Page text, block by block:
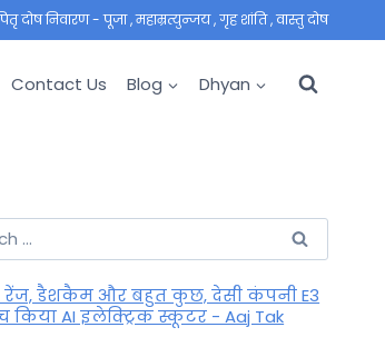
दोष निवारण - पूजा , महाम्रत्युन्जय , गृह शांति , वास्तु दोष
Contact Us Blog Dhyan
रेंज, डैशकैम और बहुत कुछ, देसी कंपनी E3
किया AI इलेक्ट्रिक स्कूटर - Aaj Tak